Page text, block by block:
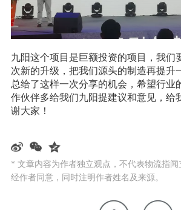
九阳这个项目是巨额投资的项目，我们
次新的升级，把我们源头的制造再提升
总给了这样一次分享的机会，希望行业
作伙伴多给我们九阳提建议和意见，给
谢大家！
* 文章内容为作者独立观点，不代表物流指
经作者同意，同时注明作者姓名及来源。